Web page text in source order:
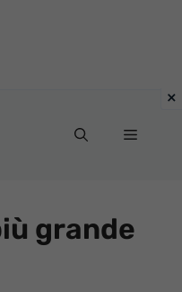
Menu
grande